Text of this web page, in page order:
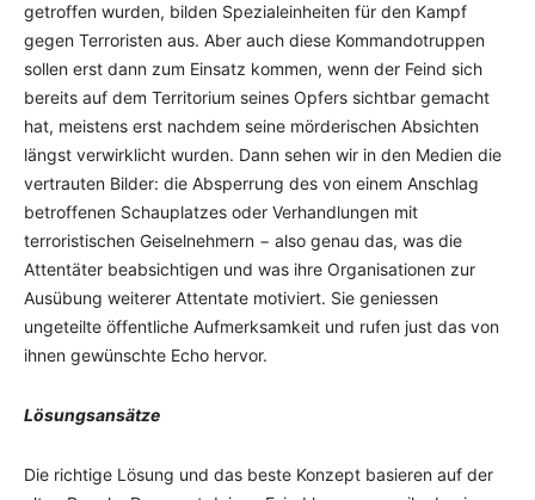
getroffen wurden, bilden Spezialeinheiten für den Kampf
gegen Terroristen aus. Aber auch diese Kommandotruppen
sollen erst dann zum Einsatz kommen, wenn der Feind sich
bereits auf dem Territorium seines Opfers sichtbar gemacht
hat, meistens erst nachdem seine mörderischen Absichten
längst verwirklicht wurden. Dann sehen wir in den Medien die
vertrauten Bilder: die Absperrung des von einem Anschlag
betroffenen Schauplatzes oder Verhandlungen mit
terroristischen Geiselnehmern − also genau das, was die
Attentäter beabsichtigen und was ihre Organisationen zur
Ausübung weiterer Attentate motiviert. Sie geniessen
ungeteilte öffentliche Aufmerksamkeit und rufen just das von
ihnen gewünschte Echo hervor.
Lösungsansätze
Die richtige Lösung und das beste Konzept basieren auf der